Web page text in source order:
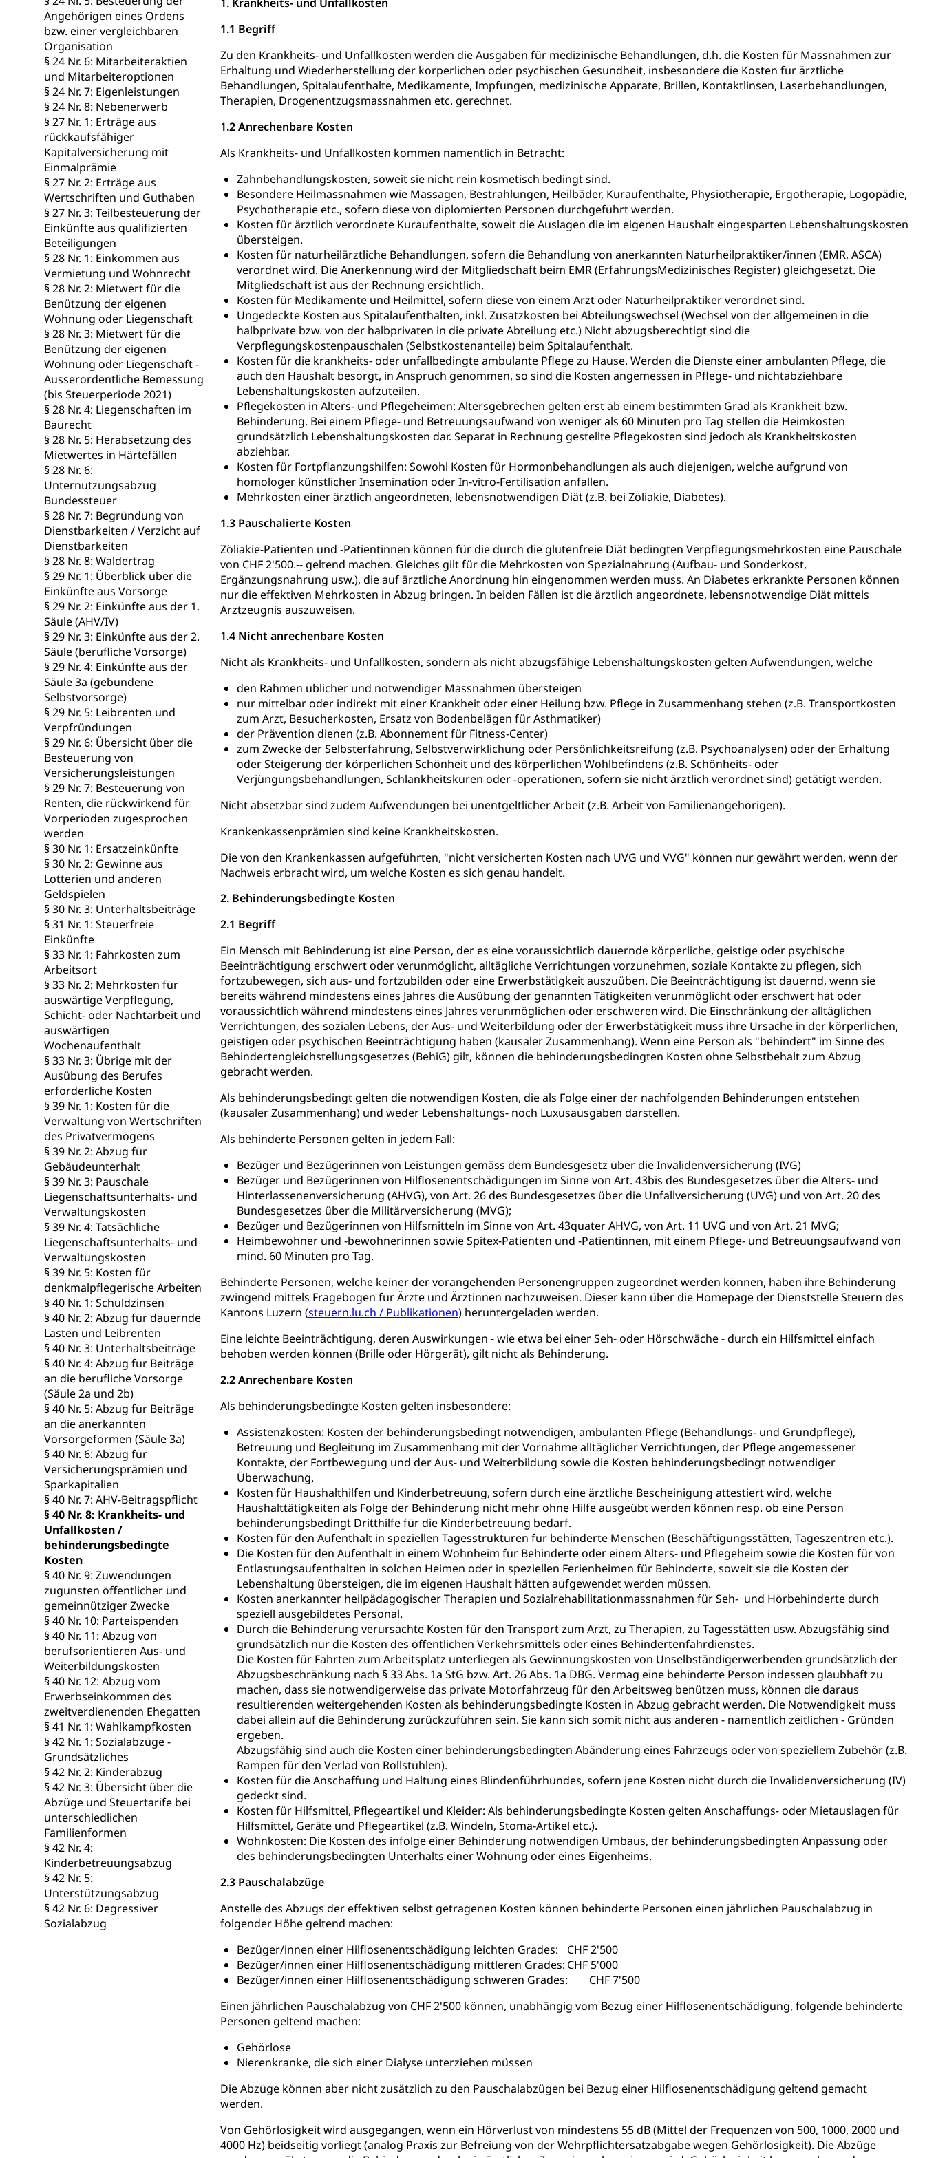
Angehörigen eines Ordens
bzw. einer vergleichbaren
Organisation
§ 24 Nr. 6: Mitarbeiteraktien
und Mitarbeiteroptionen
§ 24 Nr. 7: Eigenleistungen
§ 24 Nr. 8: Nebenerwerb
§ 27 Nr. 1: Erträge aus
rückkaufsfähiger
Kapitalversicherung mit
Einmalprämie
§ 27 Nr. 2: Erträge aus
Wertschriften und Guthaben
§ 27 Nr. 3: Teilbesteuerung der
Einkünfte aus qualifizierten
Beteiligungen
§ 28 Nr. 1: Einkommen aus
Vermietung und Wohnrecht
§ 28 Nr. 2: Mietwert für die
Benützung der eigenen
Wohnung oder Liegenschaft
§ 28 Nr. 3: Mietwert für die
Benützung der eigenen
Wohnung oder Liegenschaft -
Ausserordentliche Bemessung
(bis Steuerperiode 2021)
§ 28 Nr. 4: Liegenschaften im
Baurecht
§ 28 Nr. 5: Herabsetzung des
Mietwertes in Härtefällen
§ 28 Nr. 6:
Unternutzungsabzug
Bundessteuer
§ 28 Nr. 7: Begründung von
Dienstbarkeiten / Verzicht auf
Dienstbarkeiten
§ 28 Nr. 8: Waldertrag
§ 29 Nr. 1: Überblick über die
Einkünfte aus Vorsorge
§ 29 Nr. 2: Einkünfte aus der 1.
Säule (AHV/IV)
§ 29 Nr. 3: Einkünfte aus der 2.
Säule (berufliche Vorsorge)
§ 29 Nr. 4: Einkünfte aus der
Säule 3a (gebundene
Selbstvorsorge)
§ 29 Nr. 5: Leibrenten und
Verpfründungen
§ 29 Nr. 6: Übersicht über die
Besteuerung von
Versicherungsleistungen
§ 29 Nr. 7: Besteuerung von
Renten, die rückwirkend für
Vorperioden zugesprochen
werden
§ 30 Nr. 1: Ersatzeinkünfte
§ 30 Nr. 2: Gewinne aus
Lotterien und anderen
Geldspielen
§ 30 Nr. 3: Unterhaltsbeiträge
§ 31 Nr. 1: Steuerfreie
Einkünfte
§ 33 Nr. 1: Fahrkosten zum
Arbeitsort
§ 33 Nr. 2: Mehrkosten für
auswärtige Verpflegung,
Schicht- oder Nachtarbeit und
auswärtigen
Wochenaufenthalt
§ 33 Nr. 3: Übrige mit der
Ausübung des Berufes
erforderliche Kosten
§ 39 Nr. 1: Kosten für die
Verwaltung von Wertschriften
des Privatvermögens
§ 39 Nr. 2: Abzug für
Gebäudeunterhalt
§ 39 Nr. 3: Pauschale
Liegenschaftsunterhalts- und
Verwaltungskosten
§ 39 Nr. 4: Tatsächliche
Liegenschaftsunterhalts- und
Verwaltungskosten
§ 39 Nr. 5: Kosten für
denkmalpflegerische Arbeiten
§ 40 Nr. 1: Schuldzinsen
§ 40 Nr. 2: Abzug für dauernde
Lasten und Leibrenten
§ 40 Nr. 3: Unterhaltsbeiträge
§ 40 Nr. 4: Abzug für Beiträge
an die berufliche Vorsorge
(Säule 2a und 2b)
§ 40 Nr. 5: Abzug für Beiträge
an die anerkannten
Vorsorgeformen (Säule 3a)
§ 40 Nr. 6: Abzug für
Versicherungsprämien und
Sparkapitalien
§ 40 Nr. 7: AHV-Beitragspflicht
§ 40 Nr. 8: Krankheits- und
Unfallkosten /
behinderungsbedingte
Kosten
§ 40 Nr. 9: Zuwendungen
zugunsten öffentlicher und
gemeinnütziger Zwecke
§ 40 Nr. 10: Parteispenden
§ 40 Nr. 11: Abzug von
berufsorientieren Aus- und
Weiterbildungskosten
§ 40 Nr. 12: Abzug vom
Erwerbseinkommen des
zweitverdienenden Ehegatten
§ 41 Nr. 1: Wahlkampfkosten
§ 42 Nr. 1: Sozialabzüge -
Grundsätzliches
§ 42 Nr. 2: Kinderabzug
§ 42 Nr. 3: Übersicht über die
Abzüge und Steuertarife bei
unterschiedlichen
Familienformen
§ 42 Nr. 4:
Kinderbetreuungsabzug
§ 42 Nr. 5:
Unterstützungsabzug
§ 42 Nr. 6: Degressiver
Sozialabzug
1.1 Begriff
Zu den Krankheits- und Unfallkosten werden die Ausgaben für medizinische Behandlungen, d.h. die Kosten für Massnahmen zur
Erhaltung und Wiederherstellung der körperlichen oder psychischen Gesundheit, insbesondere die Kosten für ärztliche
Behandlungen, Spitalaufenthalte, Medikamente, Impfungen, medizinische Apparate, Brillen, Kontaktlinsen, Laserbehandlungen,
Therapien, Drogenentzugsmassnahmen etc. gerechnet.
1.2 Anrechenbare Kosten
Als Krankheits- und Unfallkosten kommen namentlich in Betracht:
Zahnbehandlungskosten, soweit sie nicht rein kosmetisch bedingt sind.
Besondere Heilmassnahmen wie Massagen, Bestrahlungen, Heilbäder, Kuraufenthalte, Physiotherapie, Ergotherapie, Logopädie,
Psychotherapie etc., sofern diese von diplomierten Personen durchgeführt werden.
Kosten für ärztlich verordnete Kuraufenthalte, soweit die Auslagen die im eigenen Haushalt eingesparten Lebenshaltungskosten
übersteigen.
Kosten für naturheilärztliche Behandlungen, sofern die Behandlung von anerkannten Naturheilpraktiker/innen (EMR, ASCA)
verordnet wird. Die Anerkennung wird der Mitgliedschaft beim EMR (ErfahrungsMedizinisches Register) gleichgesetzt. Die
Mitgliedschaft ist aus der Rechnung ersichtlich.
Kosten für Medikamente und Heilmittel, sofern diese von einem Arzt oder Naturheilpraktiker verordnet sind.
Ungedeckte Kosten aus Spitalaufenthalten, inkl. Zusatzkosten bei Abteilungswechsel (Wechsel von der allgemeinen in die
halbprivate bzw. von der halbprivaten in die private Abteilung etc.) Nicht abzugsberechtigt sind die
Verpflegungskostenpauschalen (Selbstkostenanteile) beim Spitalaufenthalt.
Kosten für die krankheits- oder unfallbedingte ambulante Pflege zu Hause. Werden die Dienste einer ambulanten Pflege, die
auch den Haushalt besorgt, in Anspruch genommen, so sind die Kosten angemessen in Pflege- und nichtabziehbare
Lebenshaltungskosten aufzuteilen.
Pflegekosten in Alters- und Pflegeheimen: Altersgebrechen gelten erst ab einem bestimmten Grad als Krankheit bzw.
Behinderung. Bei einem Pflege- und Betreuungsaufwand von weniger als 60 Minuten pro Tag stellen die Heimkosten
grundsätzlich Lebenshaltungskosten dar. Separat in Rechnung gestellte Pflegekosten sind jedoch als Krankheitskosten
abziehbar.
Kosten für Fortpflanzungshilfen: Sowohl Kosten für Hormonbehandlungen als auch diejenigen, welche aufgrund von
homologer künstlicher Insemination oder In-vitro-Fertilisation anfallen.
Mehrkosten einer ärztlich angeordneten, lebensnotwendigen Diät (z.B. bei Zöliakie, Diabetes).
1.3 Pauschalierte Kosten
Zöliakie-Patienten und -Patientinnen können für die durch die glutenfreie Diät bedingten Verpflegungsmehrkosten eine Pauschale
von CHF 2'500.-- geltend machen. Gleiches gilt für die Mehrkosten von Spezialnahrung (Aufbau- und Sonderkost,
Ergänzungsnahrung usw.), die auf ärztliche Anordnung hin eingenommen werden muss. An Diabetes erkrankte Personen können
nur die effektiven Mehrkosten in Abzug bringen. In beiden Fällen ist die ärztlich angeordnete, lebensnotwendige Diät mittels
Arztzeugnis auszuweisen.
1.4 Nicht anrechenbare Kosten
Nicht als Krankheits- und Unfallkosten, sondern als nicht abzugsfähige Lebenshaltungskosten gelten Aufwendungen, welche
den Rahmen üblicher und notwendiger Massnahmen übersteigen
nur mittelbar oder indirekt mit einer Krankheit oder einer Heilung bzw. Pflege in Zusammenhang stehen (z.B. Transportkosten
zum Arzt, Besucherkosten, Ersatz von Bodenbelägen für Asthmatiker)
der Prävention dienen (z.B. Abonnement für Fitness-Center)
zum Zwecke der Selbsterfahrung, Selbstverwirklichung oder Persönlichkeitsreifung (z.B. Psychoanalysen) oder der Erhaltung
oder Steigerung der körperlichen Schönheit und des körperlichen Wohlbefindens (z.B. Schönheits- oder
Verjüngungsbehandlungen, Schlankheitskuren oder -operationen, sofern sie nicht ärztlich verordnet sind) getätigt werden.
Nicht absetzbar sind zudem Aufwendungen bei unentgeltlicher Arbeit (z.B. Arbeit von Familienangehörigen).
Krankenkassenprämien sind keine Krankheitskosten.
Die von den Krankenkassen aufgeführten, "nicht versicherten Kosten nach UVG und VVG" können nur gewährt werden, wenn der
Nachweis erbracht wird, um welche Kosten es sich genau handelt.
2. Behinderungsbedingte Kosten
2.1 Begriff
Ein Mensch mit Behinderung ist eine Person, der es eine voraussichtlich dauernde körperliche, geistige oder psychische
Beeinträchtigung erschwert oder verunmöglicht, alltägliche Verrichtungen vorzunehmen, soziale Kontakte zu pflegen, sich
fortzubewegen, sich aus- und fortzubilden oder eine Erwerbstätigkeit auszuüben. Die Beeinträchtigung ist dauernd, wenn sie
bereits während mindestens eines Jahres die Ausübung der genannten Tätigkeiten verunmöglicht oder erschwert hat oder
voraussichtlich während mindestens eines Jahres verunmöglichen oder erschweren wird. Die Einschränkung der alltäglichen
Verrichtungen, des sozialen Lebens, der Aus- und Weiterbildung oder der Erwerbstätigkeit muss ihre Ursache in der körperlichen,
geistigen oder psychischen Beeinträchtigung haben (kausaler Zusammenhang). Wenn eine Person als "behindert" im Sinne des
Behindertengleichstellungsgesetzes (BehiG) gilt, können die behinderungsbedingten Kosten ohne Selbstbehalt zum Abzug
gebracht werden.
Als behinderungsbedingt gelten die notwendigen Kosten, die als Folge einer der nachfolgenden Behinderungen entstehen
(kausaler Zusammenhang) und weder Lebenshaltungs- noch Luxusausgaben darstellen.
Als behinderte Personen gelten in jedem Fall:
Bezüger und Bezügerinnen von Leistungen gemäss dem Bundesgesetz über die Invalidenversicherung (IVG)
Bezüger und Bezügerinnen von Hilflosenentschädigungen im Sinne von Art. 43bis des Bundesgesetzes über die Alters- und
Hinterlassenenversicherung (AHVG), von Art. 26 des Bundesgesetzes über die Unfallversicherung (UVG) und von Art. 20 des
Bundesgesetzes über die Militärversicherung (MVG);
Bezüger und Bezügerinnen von Hilfsmitteln im Sinne von Art. 43quater AHVG, von Art. 11 UVG und von Art. 21 MVG;
Heimbewohner und -bewohnerinnen sowie Spitex-Patienten und -Patientinnen, mit einem Pflege- und Betreuungsaufwand von
mind. 60 Minuten pro Tag.
Behinderte Personen, welche keiner der vorangehenden Personengruppen zugeordnet werden können, haben ihre Behinderung
zwingend mittels Fragebogen für Ärzte und Ärztinnen nachzuweisen. Dieser kann über die Homepage der Dienststelle Steuern des
Kantons Luzern (steuern.lu.ch / Publikationen) heruntergeladen werden.
Eine leichte Beeinträchtigung, deren Auswirkungen - wie etwa bei einer Seh- oder Hörschwäche - durch ein Hilfsmittel einfach
behoben werden können (Brille oder Hörgerät), gilt nicht als Behinderung.
2.2 Anrechenbare Kosten
Als behinderungsbedingte Kosten gelten insbesondere:
Assistenzkosten: Kosten der behinderungsbedingt notwendigen, ambulanten Pflege (Behandlungs- und Grundpflege),
Betreuung und Begleitung im Zusammenhang mit der Vornahme alltäglicher Verrichtungen, der Pflege angemessener
Kontakte, der Fortbewegung und der Aus- und Weiterbildung sowie die Kosten behinderungsbedingt notwendiger
Überwachung.
Kosten für Haushalthilfen und Kinderbetreuung, sofern durch eine ärztliche Bescheinigung attestiert wird, welche
Haushalttätigkeiten als Folge der Behinderung nicht mehr ohne Hilfe ausgeübt werden können resp. ob eine Person
behinderungsbedingt Dritthilfe für die Kinderbetreuung bedarf.
Kosten für den Aufenthalt in speziellen Tagesstrukturen für behinderte Menschen (Beschäftigungsstätten, Tageszentren etc.).
Die Kosten für den Aufenthalt in einem Wohnheim für Behinderte oder einem Alters- und Pflegeheim sowie die Kosten für von
Entlastungsaufenthalten in solchen Heimen oder in speziellen Ferienheimen für Behinderte, soweit sie die Kosten der
Lebenshaltung übersteigen, die im eigenen Haushalt hätten aufgewendet werden müssen.
Kosten anerkannter heilpädagogischer Therapien und Sozialrehabilitationmassnahmen für Seh- und Hörbehinderte durch
speziell ausgebildetes Personal.
Durch die Behinderung verursachte Kosten für den Transport zum Arzt, zu Therapien, zu Tagesstätten usw. Abzugsfähig sind
grundsätzlich nur die Kosten des öffentlichen Verkehrsmittels oder eines Behindertenfahrdienstes.
Die Kosten für Fahrten zum Arbeitsplatz unterliegen als Gewinnungskosten von Unselbständigerwerbenden grundsätzlich der
Abzugsbeschränkung nach § 33 Abs. 1a StG bzw. Art. 26 Abs. 1a DBG. Vermag eine behinderte Person indessen glaubhaft zu
machen, dass sie notwendigerweise das private Motorfahrzeug für den Arbeitsweg benützen muss, können die daraus
resultierenden weitergehenden Kosten als behinderungsbedingte Kosten in Abzug gebracht werden. Die Notwendigkeit muss
dabei allein auf die Behinderung zurückzuführen sein. Sie kann sich somit nicht aus anderen - namentlich zeitlichen - Gründen
ergeben.
Abzugsfähig sind auch die Kosten einer behinderungsbedingten Abänderung eines Fahrzeugs oder von speziellem Zubehör (z.B.
Rampen für den Verlad von Rollstühlen).
Kosten für die Anschaffung und Haltung eines Blindenführhundes, sofern jene Kosten nicht durch die Invalidenversicherung (IV)
gedeckt sind.
Kosten für Hilfsmittel, Pflegeartikel und Kleider: Als behinderungsbedingte Kosten gelten Anschaffungs- oder Mietauslagen für
Hilfsmittel, Geräte und Pflegeartikel (z.B. Windeln, Stoma-Artikel etc.).
Wohnkosten: Die Kosten des infolge einer Behinderung notwendigen Umbaus, der behinderungsbedingten Anpassung oder
des behinderungsbedingten Unterhalts einer Wohnung oder eines Eigenheims.
2.3 Pauschalabzüge
Anstelle des Abzugs der effektiven selbst getragenen Kosten können behinderte Personen einen jährlichen Pauschalabzug in
folgender Höhe geltend machen:
Bezüger/innen einer Hilflosenentschädigung leichten Grades:
CHF 2'500
Bezüger/innen einer Hilflosenentschädigung mittleren Grades: CHF 5'000
Bezüger/innen einer Hilflosenentschädigung schweren Grades:
CHF 7'500
Einen jährlichen Pauschalabzug von CHF 2'500 können, unabhängig vom Bezug einer Hilflosenentschädigung, folgende behinderte
Personen geltend machen:
Gehörlose
Nierenkranke, die sich einer Dialyse unterziehen müssen
Die Abzüge können aber nicht zusätzlich zu den Pauschalabzügen bei Bezug einer Hilflosenentschädigung geltend gemacht
werden.
Von Gehörlosigkeit wird ausgegangen, wenn ein Hörverlust von mindestens 55 dB (Mittel der Frequenzen von 500, 1000, 2000 und
4000 Hz) beidseitig vorliegt (analog Praxis zur Befreiung von der Wehrpflichtersatzabgabe wegen Gehörlosigkeit). Die Abzüge
Wasserversorgung
Waffen
Waffenerwerbsschein, Waffenschein, Waffenbüro, Waffentragen, Selbstverteidigung
Waffen, Sprengstoffe und Pyrotechnik
Zivildienst
Militärdienst
Bundesamt für Zivildienst ZIVI
Zivilschutz
Schutzdienstpflicht, Schutzraum, Schutzraumbaupflicht
Zivilschutz
Staat und Recht
Gleichstellung von Frau und Mann
Diskriminierung, Gleichstellungsbüro, Mobbing
Gleichstellung aller Geschlechter und Lebensformen
Gleichstellung Menschen mit Behinderungen
Schlichtungsbehörde Gleichstellung
Zivilverfahren
Zivilrecht, Zivilrechtspflege, Gerichtsverfahren
Bezirksgerichte: Aufgaben und Verfahren Kosten im Zivilprozess
Betreibung und Konkurs
Bankrott, Schulden, Zahlungsunfähigkeit, Pfändung
Schulden (gruezi.lu.ch) Betreibungsämter Betreibungsverfahren Konkursämter
Demokratie
Regierungsform, Stimm- und Wahlrecht, Stimmrecht, Abstimmungen, Wahlen, politische Parteien, Grundfreiheiten, Pluralismus
Volksrechte
Kantonale Steuern
Finanzausgleich, Einkommenssteuer, Kopfsteuer, Personalsteuer, Haushaltssteuer, Vermögenssteuer, Verrechnungssteuer, Quellensteuer,
Grundstückgewinnsteuer, Liegenschaftssteuer, Handänderungssteuer, Grundsteuer, Kirchensteuer, Gewerbesteuer, Vergnügungssteuer,
Ombudsstellen
Vermittler, Vermittlungsstelle, Schlichtungsstelle, Vermittlung, Schlichtung, Mediation
Umgang mit Beschwerden (Volksschulen) Beschwerde Strassenverkehrsamt
Beschwerdestelle Spitäler
Schlichtungsstelle SEG
Rassismus
Diskriminierung, Fremdenfeindlichkeit, Gleichberechtigung
Strafrecht, Strafrechtspflege, Gerichtsverfahren, Strafregistereintrag, Strafregisterauszug, Kriminalität
Strafverfahren Staatsanwaltschaft Strafregisterauszug bestellen (EJPD)
Vormundschaft
Vormund, Amtsvormund, Mündel, Vormundschaftsbehörde, Kindesschutz, Jugendschutz
Kindes- und Erwachsenenschutz KESB
Kindes- und Erwachsenenschutzbehörden im Kanton Luzern
Umwelt und Bauen
Abfallentsorgung, Kehrichtabfuhr, Müllabfuhr
Abfall und Entsorgung Gemeindeverbände für Abfallentsorgung
Boden, Natur und Landschaft
Bodenschutz, Landschaftsschutz, Gewässerschutz, Naturschutz, Umweltschutz
Natur (Dienststelle Landwirtschaft und Wald)
Chemie und Gifte
Giftabfälle, Giftmüll, Schadstoffe, Giftstoffe, Störfall
Sonderabfälle und Gifte (Umweltberatung Luzern)
Eigentum
Liegenschaft, Immobilie, Grundstück
ÖREB-Kataster Grundeigentümerabfrage
Energie
Strom, Energieversorgung, Stromversorgung, Energieverbrauch, Stromverbrauch, Energiequelle, Windenergie, Wasserkraft, Sonnenenergie,
fossile Energie, erneuerbare Energie, Biomasse
Energiefachstellenkonferenz Zentralschweiz
Grundbuch
Grundbucheintrag, Grundbuchamt, Grundeigentum, Grundstück
Grundbuch Grundbuchplan mit Eigentümerabfrage (Geoportal)
Luft und Klima
Luftreinhaltung, Luftverschmutzung, Klimaschutz, Klimaveränderung, Treibhauseffekt
Atmosphäre, Luft, Klima (Geoportal) Klima
Raumplanung
Raumplan, Nutzungsplan
Raumdatenpool Richtplanung Kanton Luzern (ARE)